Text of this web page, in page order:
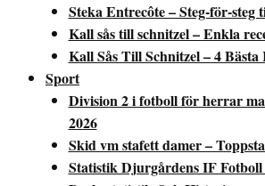
Steka Entrecôte – Steg-för-
Kall sås till schnitzel – Enkla
Kall Sås Till Schnitzel – 4 Bästa
Sport
Division 2 i fotboll för herrar
2026
Skid vm stafett damer –
Statistik Djurgårdens IF